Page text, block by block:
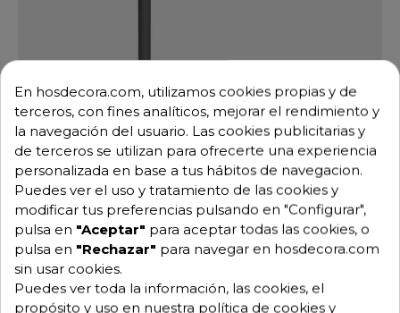
Barra de Apoyo Mural para Ducha 06-481658
Ref: 06-481658
51,75 €75,00 € -31%
En hosdecora.com, utilizamos cookies propias y de
terceros, con fines analíticos, mejorar el rendimiento y
la navegación del usuario. Las cookies publicitarias y
de terceros se utilizan para ofrecerte una experiencia
personalizada en base a tus hábitos de navegacion.
Puedes ver el uso y tratamiento de las cookies y
modificar tus preferencias pulsando en "Configurar",
pulsa en "Aceptar" para aceptar todas las cookies, o
pulsa en "Rechazar" para navegar en hosdecora.com
sin usar cookies.
Puedes ver toda la información, las cookies, el
propósito y uso en nuestra política de cookies y